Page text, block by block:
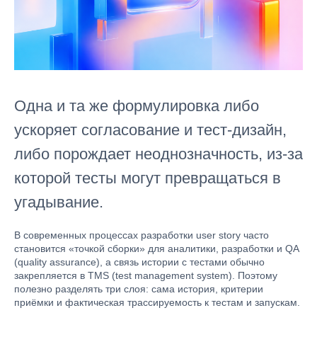
Одна и та же формулировка либо
ускоряет согласование и тест-дизайн,
либо порождает неоднозначность, из-за
которой тесты могут превращаться в
угадывание.
В современных процессах разработки user story часто
становится «точкой сборки» для аналитики, разработки и QA
(quality assurance), а связь истории с тестами обычно
закрепляется в TMS (test management system). Поэтому
полезно разделять три слоя: сама история, критерии
приёмки и фактическая трассируемость к тестам и запускам.